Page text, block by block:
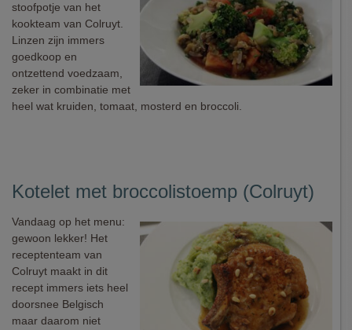
stoofpotje van het
kookteam van Colruyt.
Linzen zijn immers
goedkoop en
ontzettend voedzaam,
zeker in combinatie met
heel wat kruiden, tomaat, mosterd en broccoli.
Kotelet met broccolistoemp (Colruyt)
Vandaag op het menu:
gewoon lekker! Het
receptenteam van
Colruyt maakt in dit
recept immers iets heel
doorsnee Belgisch
maar daarom niet